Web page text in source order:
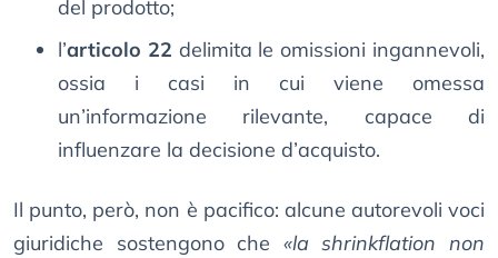
del prodotto;
l’articolo 22 delimita le omissioni ingannevoli,
ossia i casi in cui viene omessa
un’informazione rilevante, capace di
influenzare la decisione d’acquisto.
Il punto, però, non è pacifico: alcune autorevoli voci
giuridiche sostengono che «la shrinkflation non